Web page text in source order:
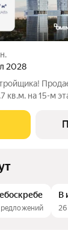
2028
кв.м. на 15-м
МГУ,
м.
В